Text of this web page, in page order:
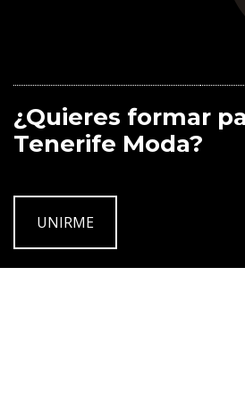
¿Quieres formar
Tenerife Moda?
UNIRME